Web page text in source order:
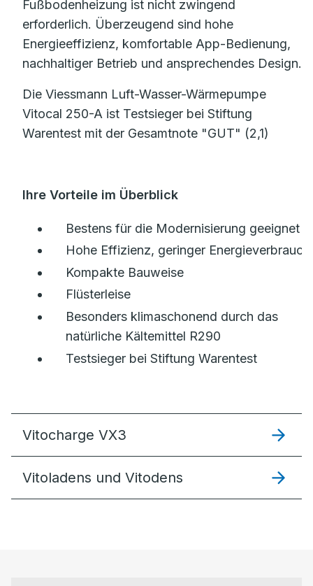
Fußbodenheizung ist nicht zwingend
erforderlich. Überzeugend sind hohe
Energieeffizienz, komfortable App-Bedienung,
nachhaltiger Betrieb und ansprechendes Design.
Die Viessmann Luft-Wasser-Wärmepumpe
Vitocal 250-A ist Testsieger bei Stiftung
Warentest mit der Gesamtnote "GUT" (2,1)
Ihre Vorteile im Überblick
Bestens für die Modernisierung geeignet
Hohe Effizienz, geringer Energieverbrauch
Kompakte Bauweise
Flüsterleise
Besonders klimaschonend durch das
natürliche Kältemittel R290
Testsieger bei Stiftung Warentest
Vitocharge VX3
Vitoladens und Vitodens